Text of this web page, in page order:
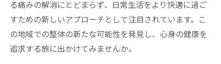
る痛みの解消にとどまらず、日常生活をより快適に過ご
すための新しいアプローチとして注目されています。こ
の地域での整体の新たな可能性を発見し、心身の健康を
追求する旅に出かけてみませんか。